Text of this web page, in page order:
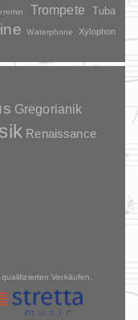
Trompete
Tuba
Waterphone
Xylophon
Gregorianik
Renaissance
Verkäufen.